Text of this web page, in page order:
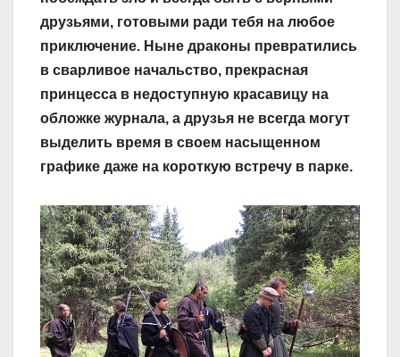
друзьями, готовыми ради тебя на любое
приключение. Ныне драконы превратились
в сварливое начальство, прекрасная
принцесса в недоступную красавицу на
обложке журнала, а друзья не всегда могут
выделить время в своем насыщенном
графике даже на короткую встречу в парке.